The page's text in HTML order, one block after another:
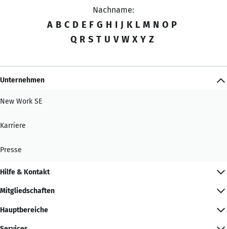
Nachname:
A B C D E F G H I J K L M N O P
Q R S T U V W X Y Z
Unternehmen
New Work SE
Karriere
Presse
Hilfe & Kontakt
Mitgliedschaften
Hauptbereiche